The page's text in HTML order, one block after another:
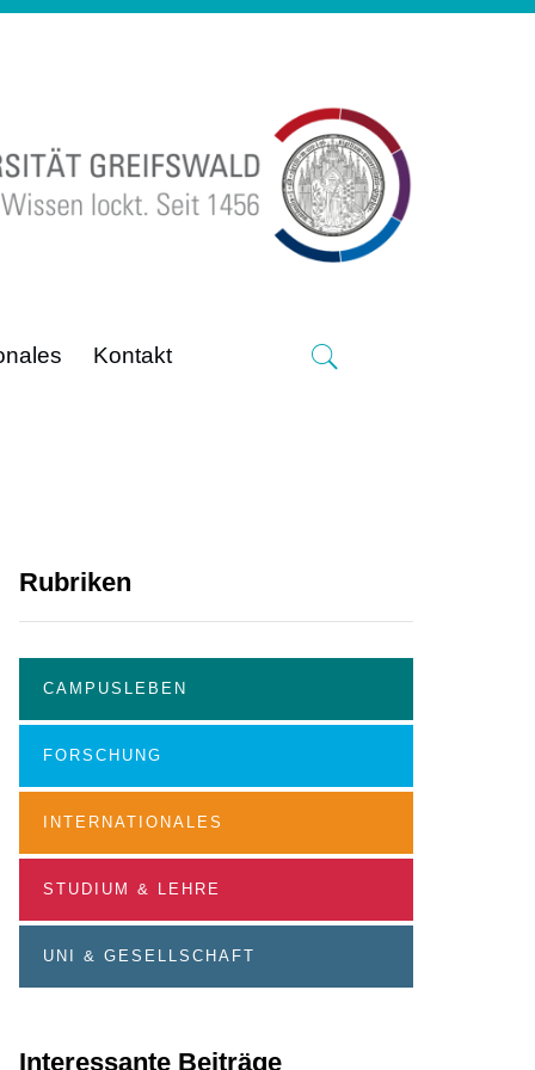
Kontakt
Rubriken
CAMPUSLEBEN
FORSCHUNG
INTERNATIONALES
STUDIUM & LEHRE
UNI & GESELLSCHAFT
Interessante Beiträge